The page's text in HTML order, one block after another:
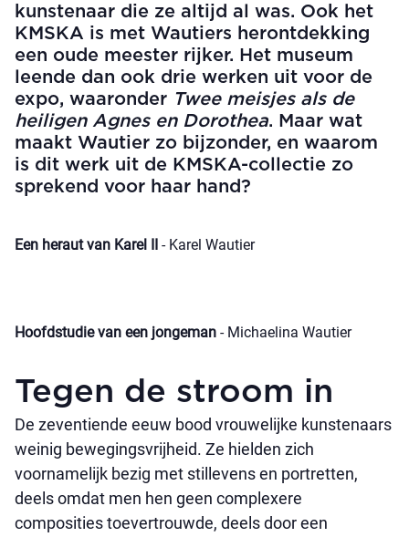
kunstenaar die ze altijd al was. Ook het
KMSKA is met Wautiers herontdekking
een oude meester rijker. Het museum
leende dan ook drie werken uit voor de
expo, waaronder Twee meisjes als de
heiligen Agnes en Dorothea. Maar wat
maakt Wautier zo bijzonder, en waarom
is dit werk uit de KMSKA-collectie zo
sprekend voor haar hand?
Een heraut van Karel II - Karel Wautier
Hoofdstudie van een jongeman - Michaelina Wautier
Tegen de stroom in
De zeventiende eeuw bood vrouwelijke kunstenaars
weinig bewegingsvrijheid. Ze hielden zich
voornamelijk bezig met stillevens en portretten,
deels omdat men hen geen complexere
composities toevertrouwde, deels door een